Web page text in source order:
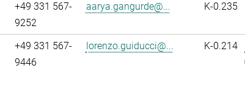
+49 331 567-
9252
aarya.gangurde@... K-0.235
+49 331 567-
9446
lorenzo.guiducci@... K-0.214